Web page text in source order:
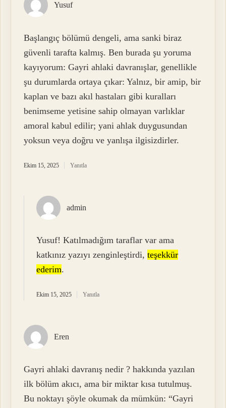
Yusuf
Başlangıç bölümü dengeli, ama sanki biraz
güvenli tarafta kalmış. Ben burada şu yoruma
kayıyorum: Gayri ahlaki davranışlar, genellikle
şu durumlarda ortaya çıkar: Yalnız, bir amip, bir
kaplan ve bazı akıl hastaları gibi kuralları
benimseme yetisine sahip olmayan varlıklar
amoral kabul edilir; yani ahlak duygusundan
yoksun veya doğru ve yanlışa ilgisizdirler.
Ekim 15, 2025 Yanıtla
admin
Yusuf! Katılmadığım taraflar var ama
katkınız yazıyı zenginleştirdi,teşekkür
ederim.
Ekim 15, 2025 Yanıtla
Eren
Gayri ahlaki davranış nedir ? hakkında yazılan
ilk bölüm akıcı, ama bir miktar kısa tutulmuş.
Bu noktayı şöyle okumak da mümkün: “Gayri